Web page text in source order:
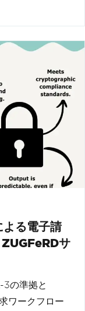
る電子請
サ
の準拠と
ワークフロー